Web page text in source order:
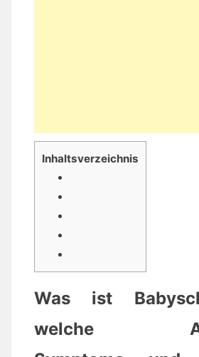
Inhaltsverzeichnis
Was ist
welche